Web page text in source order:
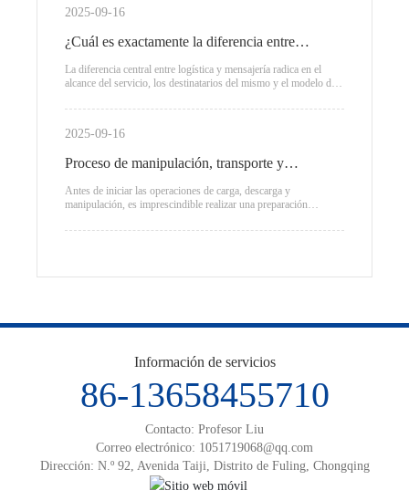
2025-09-16
¿Cuál es exactamente la diferencia entre
logística y mensajería?
La diferencia central entre logística y mensajería radica en el
alcance del servicio, los destinatarios del mismo y el modelo de
abarca toda la cadena, incluyendo transporte, almacenamiento y
cargas a gran escala para empresas.
2025-09-16
Proceso de manipulación, transporte y
carga/descarga logísticos
Antes de iniciar las operaciones de carga, descarga y
manipulación, es imprescindible realizar una preparación
destino final de las mercancías, así como la selección adecuada
Información de servicios
86-13658455710
Contacto: Profesor Liu
Correo electrónico: 1051719068@qq.com
Dirección: N.º 92, Avenida Taiji, Distrito de Fuling, Chongqing